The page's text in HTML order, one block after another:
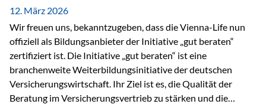
zwischen Erben Liquiditätsprobleme bei Immobilien…
12. März 2026
Wir freuen uns, bekanntzugeben, dass die Vienna-Life nun
offiziell als Bildungsanbieter der Initiative „gut beraten“
zertifiziert ist. Die Initiative „gut beraten“ ist eine
branchenweite Weiterbildungsinitiative der deutschen
Versicherungswirtschaft. Ihr Ziel ist es, die Qualität der
Beratung im Versicherungsvertrieb zu stärken und die